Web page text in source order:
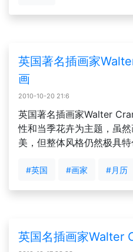
英国著名插画家
画
2010-10-20 21:6
英国著名插画家Walter
性和当季花卉为主题，虽
美，但整体风格仍然极具特
#英国 #画家 #月历
英国名插画家Walter